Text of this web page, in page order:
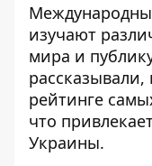
изучают
мира и
рассказывали,
рейтинге
что
Украины.